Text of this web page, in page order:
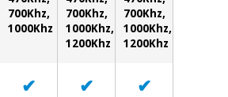
700Khz,
1000Khz
700Khz,
1000Khz,
1200Khz
700Khz,
1000Khz,
1200Khz
✔ ✔ ✔